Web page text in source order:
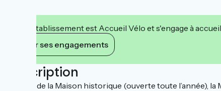
Cet établissement est Accueil Vélo et s'engage à
Voir ses engagements
Description
En plus de la Maison historique (ouverte toute l’année),